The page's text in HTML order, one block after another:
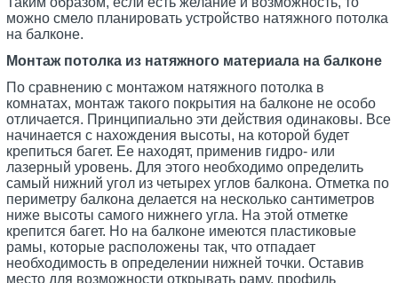
можно смело планировать устройство натяжного потолка
на балконе.
Монтаж потолка из натяжного материала на балконе
По сравнению с монтажом натяжного потолка в
комнатах, монтаж такого покрытия на балконе не особо
отличается. Принципиально эти действия одинаковы. Все
начинается с нахождения высоты, на которой будет
крепиться багет. Ее находят, применив гидро- или
лазерный уровень. Для этого необходимо определить
самый нижний угол из четырех углов балкона. Отметка по
периметру балкона делается на несколько сантиметров
ниже высоты самого нижнего угла. На этой отметке
крепится багет. Но на балконе имеются пластиковые
рамы, которые расположены так, что отпадает
необходимость в определении нижней точки. Оставив
место для возможности открывать раму, профиль